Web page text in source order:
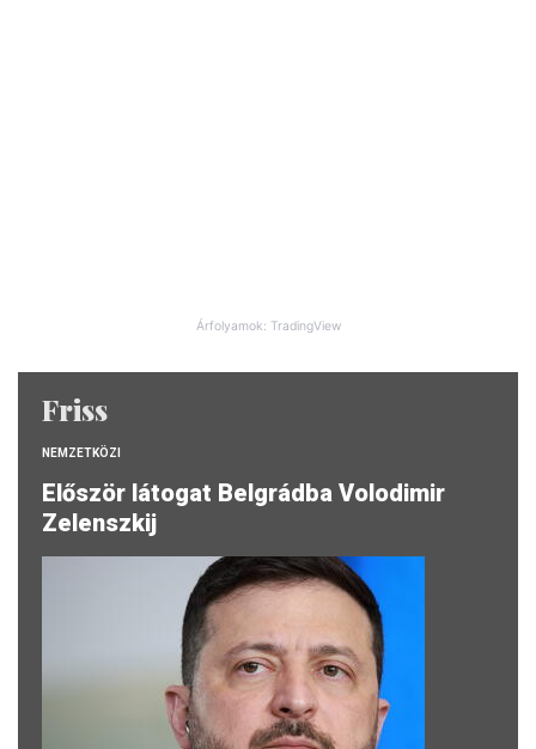
Árfolyamok: TradingView
Friss
NEMZETKÖZI
Először látogat Belgrádba Volodimir
Zelenszkij